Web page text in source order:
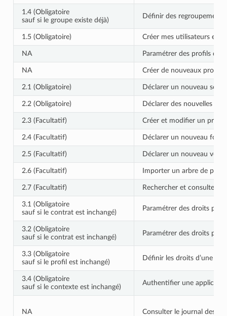
1.4 (Obligatoire
sauf si le groupe existe déjà)
Définir des
1.5 (Obligatoire) Créer mes utilisateurs et
NA Paramétrer des profils de
NA Créer de nouveaux profils
2.1 (Obligatoire) Déclarer un nouveau
2.2 (Obligatoire) Déclarer des nouvelles
2.3 (Facultatif) Créer et modifier un profil
2.4 (Facultatif) Déclarer un nouveau
2.5 (Facultatif) Déclarer un nouveau
2.6 (Facultatif) Importer un arbre de
2.7 (Facultatif) Rechercher et consulter
3.1 (Obligatoire
sauf si le contrat est inchangé)
Paramétrer des droits
3.2 (Obligatoire
sauf si le contrat est inchangé)
Paramétrer des droits
3.3 (Obligatoire
sauf si le profil est inchangé)
Définir les droits d’une
3.4 (Obligatoire
sauf si le contexte est inchangé)
Authentifier une
NA Consulter le journal des